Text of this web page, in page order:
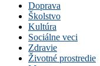
Doprava
Školstvo
Kultúra
Sociálne veci
Zdravie
Životné prostredie